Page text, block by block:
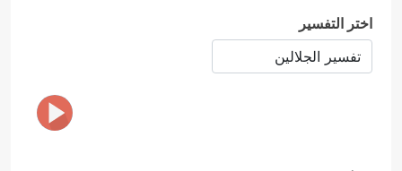
اختر التفسير